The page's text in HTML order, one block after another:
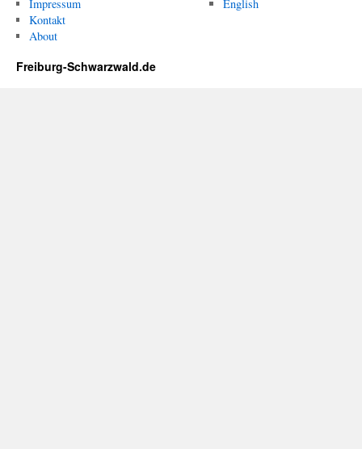
Impressum
Kontakt
About
English
Freiburg-Schwarzwald.de